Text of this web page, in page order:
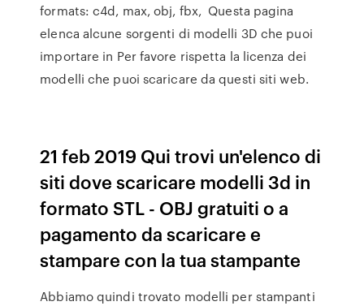
formats: c4d, max, obj, fbx, Questa pagina
elenca alcune sorgenti di modelli 3D che puoi
importare in Per favore rispetta la licenza dei
modelli che puoi scaricare da questi siti web.
21 feb 2019 Qui trovi un'elenco di
siti dove scaricare modelli 3d in
formato STL - OBJ gratuiti o a
pagamento da scaricare e
stampare con la tua stampante
Abbiamo quindi trovato modelli per stampanti